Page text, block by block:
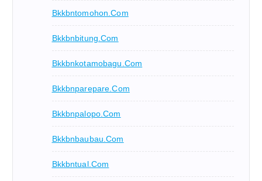
Bkkbntomohon.com
Bkkbnbitung.com
Bkkbnkotamobagu.com
Bkkbnparepare.com
Bkkbnpalopo.com
Bkkbnbaubau.com
Bkkbntual.com